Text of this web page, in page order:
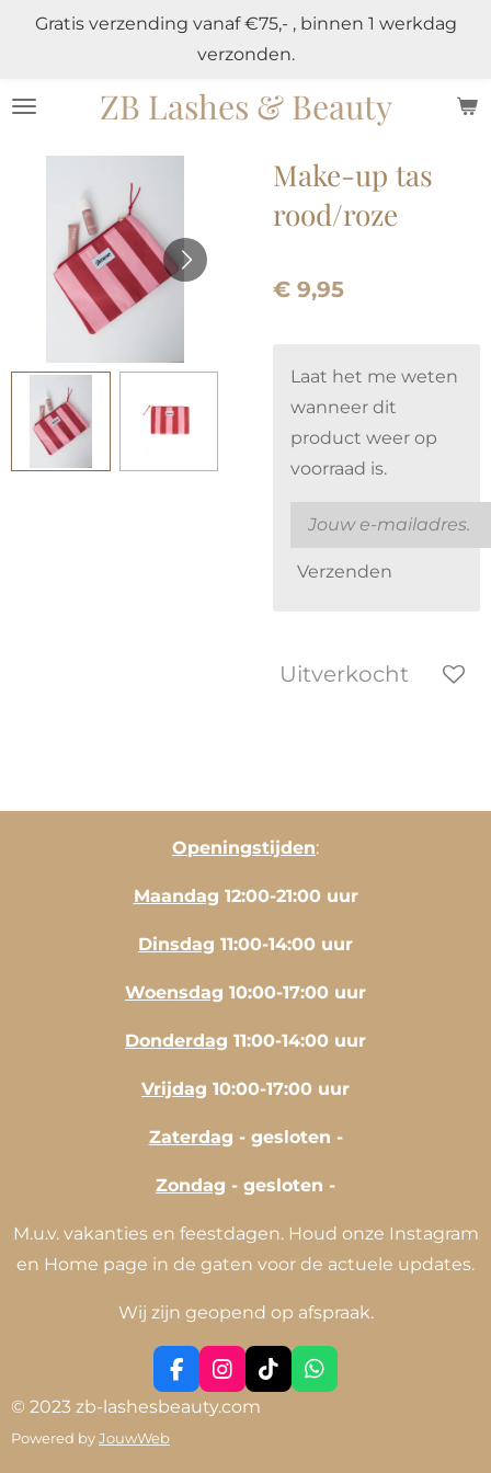
de
ZB Lashes & Beauty
Gratis verzending vanaf €75,- , binnen 1 werkdag
verzonden.
Make-up tas
rood/roze
€ 9,95
Laat het me weten
wanneer dit
product weer op
voorraad is.
Verzenden
Uitverkocht
Openingstijden:
Maandag 12:00-21:00 uur
Dinsdag 11:00-14:00 uur
Woensdag 10:00-17:00 uur
Donderdag 11:00-14:00 uur
Vrijdag 10:00-17:00 uur
Zaterdag - gesloten -
Zondag - gesloten -
M.u.v. vakanties en feestdagen. Houd onze Instagram
en Home page in de gaten voor de actuele updates.
Wij zijn geopend op afspraak.
F
a
c
I
n
s
T
i
W
h
© 2023 zb-lashesbeauty.com
Powered byJouwWeb